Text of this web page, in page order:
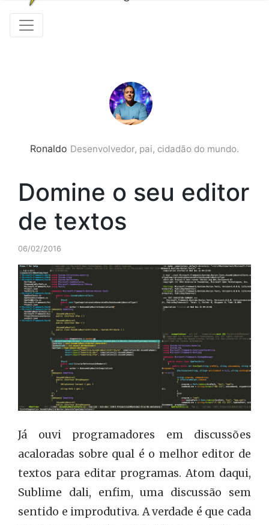
Ronaldo Desenvolvedor, pai, cidadão do mundo.
Domine o seu editor
de textos
06/02/2016
Já ouvi programadores em discussões
acaloradas sobre qual é o melhor editor de
textos para editar programas. Atom daqui,
Sublime dali, enfim, uma discussão sem
sentido e improdutiva. A verdade é que cada